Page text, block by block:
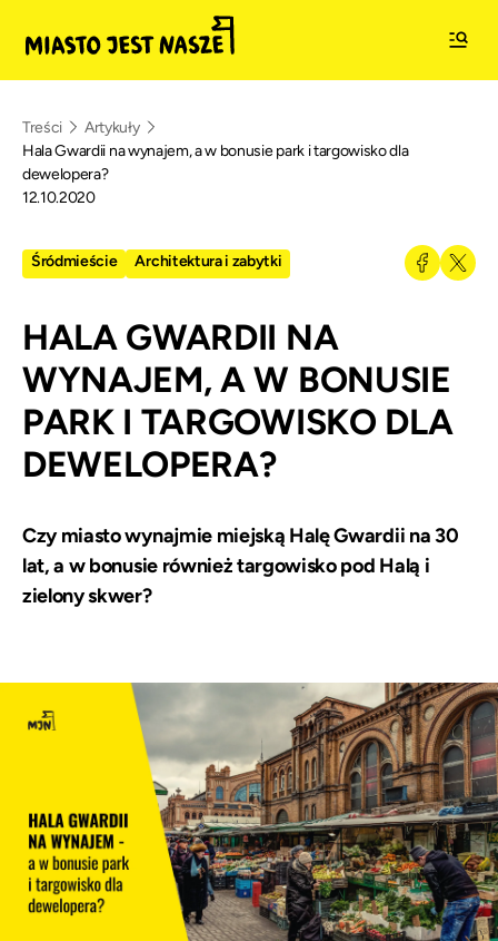
Treści
Artykuły
Hala Gwardii na wynajem, a w bonusie park i targowisko dla
dewelopera?
12.10.2020
Śródmieście Architektura i zabytki
HALA GWARDII NA
WYNAJEM, A W BONUSIE
PARK I TARGOWISKO DLA
DEWELOPERA?
Czy miasto wynajmie miejską Halę Gwardii na 30
lat, a w bonusie również targowisko pod Halą i
zielony skwer?